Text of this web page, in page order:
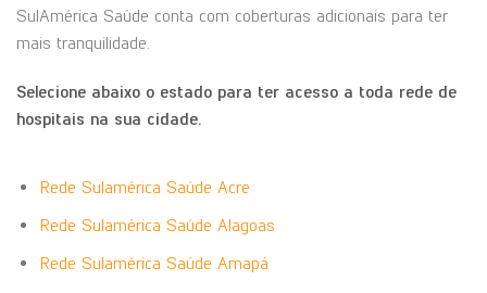
SulAmérica Saúde conta com coberturas adicionais para ter
mais tranquilidade.
Selecione abaixo o estado para ter acesso a toda rede de
hospitais na sua cidade.
Rede Sulamérica Saúde Acre
Rede Sulamérica Saúde Alagoas
Rede Sulamérica Saúde Amapá